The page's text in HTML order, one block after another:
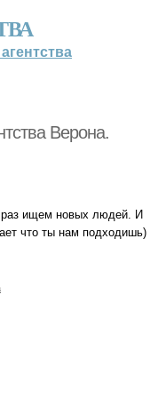
Верона.
раз ищем новых людей. И
что ты нам подходишь)